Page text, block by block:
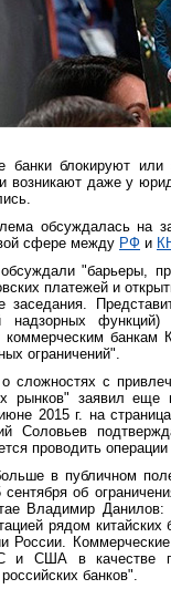
банки блокируют или
возникают даже у
обсуждалась на
сфере между РФ и
"барьеры,
платежей и
заседания.
надзорных функций)
коммерческим
ограничений".
сложностях с
рынков" заявил еще
2015 г. на
Соловьев
проводить
в публичном
сентября об
Владимир Данилов:
рядом
России.
и США в качестве
банков".